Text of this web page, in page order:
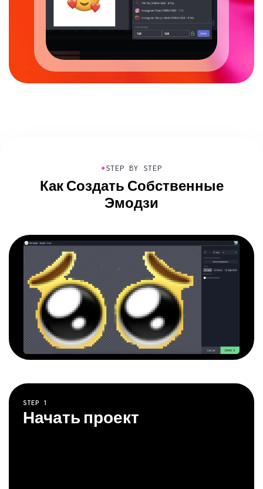
●STEP BY STEP
Как Создать Собственные
Эмодзи
STEP 1
Начать проект